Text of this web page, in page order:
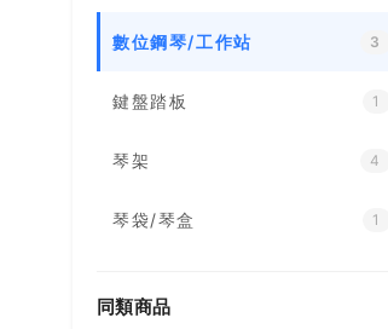
數位鋼琴/工作站 3
鍵盤踏板 1
琴架 4
琴袋/琴盒 1
同類商品